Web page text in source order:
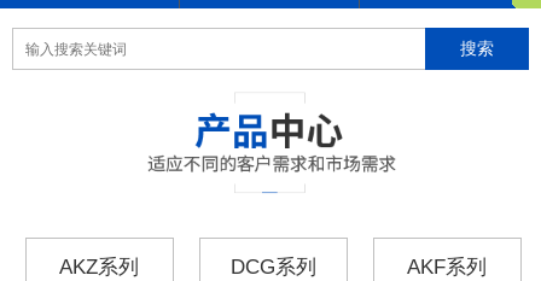
AKZ系列 DCG系列 AKF系列